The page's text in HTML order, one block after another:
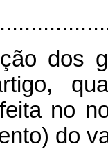
dos
no
do